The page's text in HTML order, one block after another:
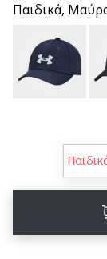
της
μας.
Πρόγραμμα
τον
Παιδικά,